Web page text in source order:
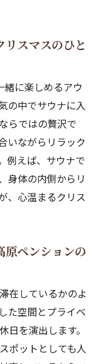
イベートな時
ョンの冬アク
味わう高原ペ
高原のペンショ
好家にも人気
す高原ペンシ
スマスのひと
に楽しめるアウ
の中でサウナに入
らではの贅沢で
いながらリラック
例えば、サウナで
身体の内側からリ
、心温まるクリス
原ペンションの
在しているかのよ
た空間とプライベ
日を演出します。
ポットとしても人